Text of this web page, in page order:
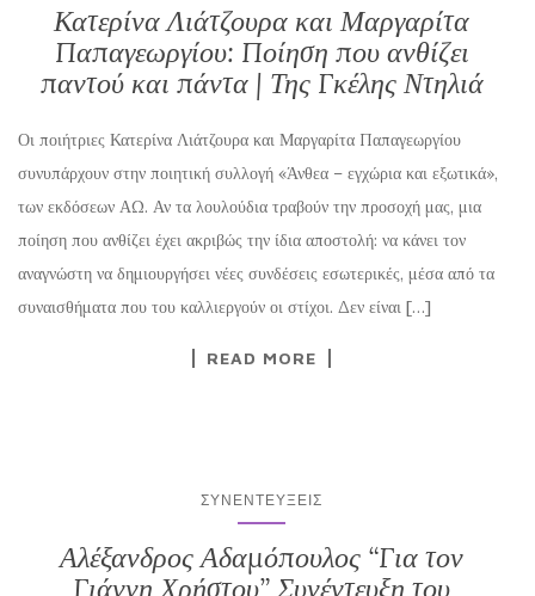
Κατερίνα Λιάτζουρα και Μαργαρίτα
Παπαγεωργίου: Ποίηση που ανθίζει
παντού και πάντα | Της Γκέλης Ντηλιά
Οι ποιήτριες Κατερίνα Λιάτζουρα και Μαργαρίτα Παπαγεωργίου
συνυπάρχουν στην ποιητική συλλογή «Άνθεα – εγχώρια και εξωτικά»,
των εκδόσεων ΑΩ. Αν τα λουλούδια τραβούν την προσοχή μας, μια
ποίηση που ανθίζει έχει ακριβώς την ίδια αποστολή: να κάνει τον
αναγνώστη να δημιουργήσει νέες συνδέσεις εσωτερικές, μέσα από τα
συναισθήματα που του καλλιεργούν οι στίχοι. Δεν είναι […]
READ MORE
ΣΥΝΕΝΤΕΎΞΕΙΣ
Αλέξανδρος Αδαμόπουλος “Για τον
Γιάννη Χρήστου” Συνέντευξη του